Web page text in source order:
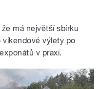
má největší sbírku
víkendové výlety po
v praxi.